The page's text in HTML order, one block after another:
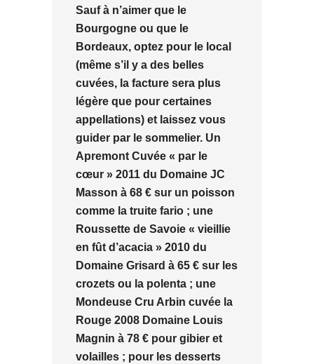
Sauf à n’aimer que le
Bourgogne ou que le
Bordeaux, optez pour le local
(même s’il y a des belles
cuvées, la facture sera plus
légère que pour certaines
appellations) et laissez vous
guider par le sommelier. Un
Apremont Cuvée « par le
cœur » 2011 du Domaine JC
Masson à 68 € sur un poisson
comme la truite fario ; une
Roussette de Savoie « vieillie
en fût d’acacia » 2010 du
Domaine Grisard à 65 € sur les
crozets ou la polenta ; une
Mondeuse Cru Arbin cuvée la
Rouge 2008 Domaine Louis
Magnin à 78 € pour gibier et
volailles ; pour les desserts